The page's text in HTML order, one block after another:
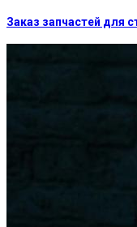
Заказ запчастей для